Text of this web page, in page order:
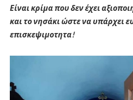
Είναι κρίμα που δεν έχει
και το νησάκι ώστε να υπάρχει
επισκεψιμοτητα!